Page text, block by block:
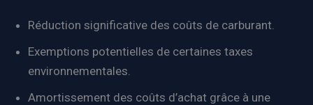
Réduction significative des coûts de carburant.
Exemptions potentielles de certaines taxes
environnementales.
Amortissement des coûts d’achat grâce à une